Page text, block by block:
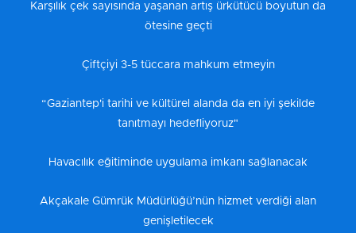
Karşılık çek sayısında yaşanan artış ürkütücü boyutun da
ötesine geçti
Çiftçiyi 3-5 tüccara mahkum etmeyin
“Gaziantep'i tarihi ve kültürel alanda da en iyi şekilde
tanıtmayı hedefliyoruz"
Havacılık eğitiminde uygulama imkanı sağlanacak
Akçakale Gümrük Müdürlüğü’nün hizmet verdiği alan
genişletilecek